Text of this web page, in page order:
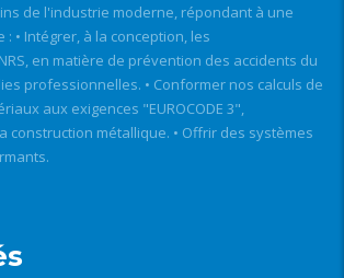
de l'industrie moderne, répondant à une
• Intégrer, à la conception, les
en matière de prévention des accidents du
professionnelles. • Conformer nos calculs de
aux exigences "EUROCODE 3",
construction métallique. • Offrir des systèmes